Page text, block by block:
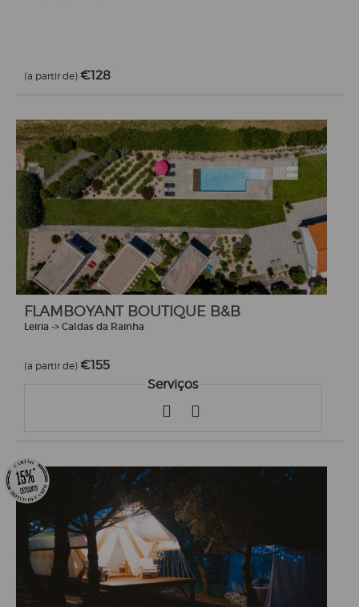
(a partir de) €128
FLAMBOYANT BOUTIQUE B&B
Leiria -> Caldas da Rainha
(a partir de) €155
Serviços